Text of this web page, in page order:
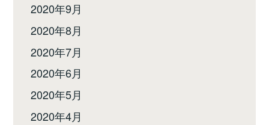
2020年9月
2020年8月
2020年7月
2020年6月
2020年5月
2020年4月